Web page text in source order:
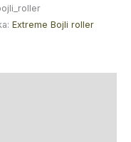
Extreme Bojli roller